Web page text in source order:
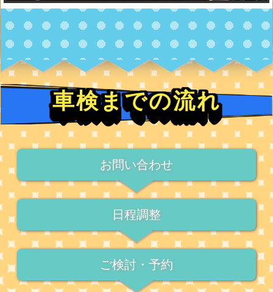
車検までの流れ
お問い合わせ
日程調整
ご検討・予約